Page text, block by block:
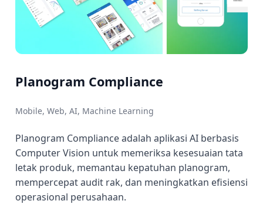
Planogram Compliance
Mobile, Web, AI, Machine Learning
Planogram Compliance adalah aplikasi AI berbasis
Computer Vision untuk memeriksa kesesuaian tata
letak produk, memantau kepatuhan planogram,
mempercepat audit rak, dan meningkatkan efisiensi
operasional perusahaan.